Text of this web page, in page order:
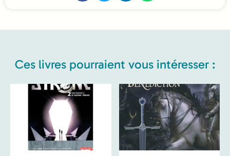
Ces livres pourraient vous intéresser :